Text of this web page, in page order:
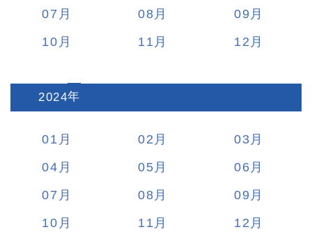
07
08
09
10
11 12
2024:
01 02
03
04
05
06
07
08
09
10
11 12